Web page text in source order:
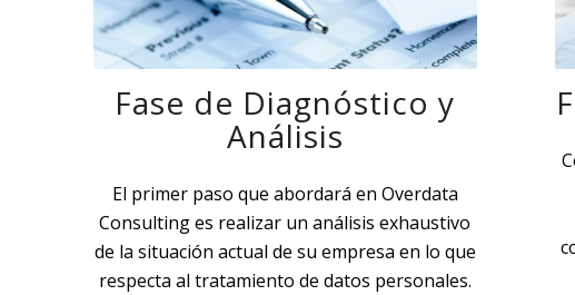
Fase de Diagnóstico y
Análisis
El primer paso que abordará en Overdata
Consulting es realizar un análisis exhaustivo
de la situación actual de su empresa en lo que
respecta al tratamiento de datos personales.